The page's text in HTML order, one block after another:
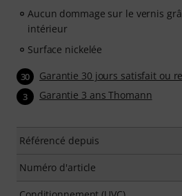
Aucun dommage sur le vernis
intérieur
Surface nickelée
30 Garantie 30 jours satisfait ou
3 Garantie 3 ans Thomann
Référencé depuis
Numéro d'article